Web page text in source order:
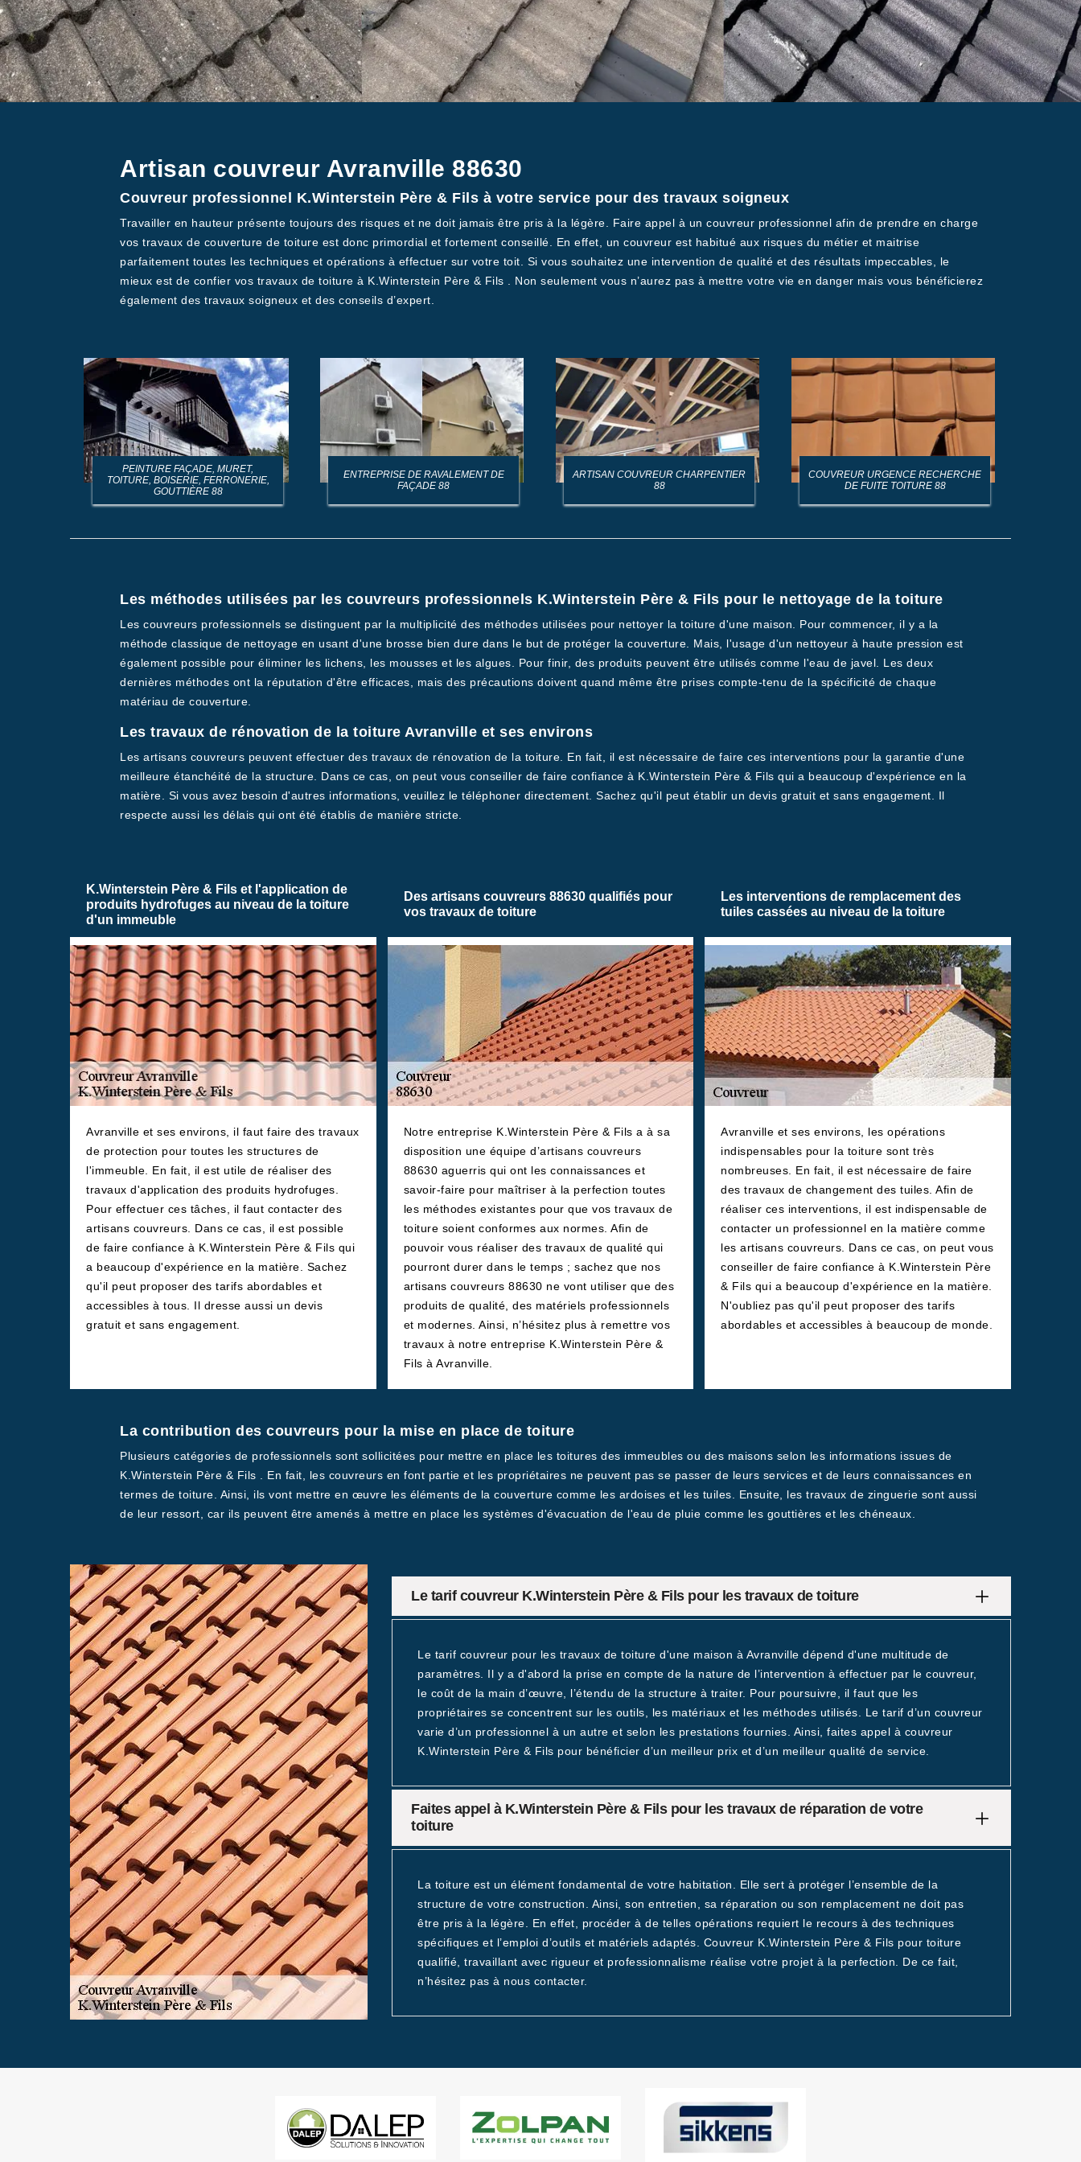
Artisan couvreur Avranville 88630
Couvreur professionnel K.Winterstein Père & Fils à votre service pour des travaux soigneux
Travailler en hauteur présente toujours des risques et ne doit jamais être pris à la légère. Faire appel à un couvreur professionnel afin de prendre en charge
vos travaux de couverture de toiture est donc primordial et fortement conseillé. En effet, un couvreur est habitué aux risques du métier et maitrise
parfaitement toutes les techniques et opérations à effectuer sur votre toit. Si vous souhaitez une intervention de qualité et des résultats impeccables, le
mieux est de confier vos travaux de toiture à K.Winterstein Père & Fils . Non seulement vous n’aurez pas à mettre votre vie en danger mais vous bénéficierez
également des travaux soigneux et des conseils d’expert.
PEINTURE FAÇADE, MURET,
TOITURE, BOISERIE, FERRONERIE,
GOUTTIÈRE 88
ENTREPRISE DE RAVALEMENT DE
FAÇADE 88
ARTISAN COUVREUR CHARPENTIER
88
COUVREUR URGENCE RECHERCHE
DE FUITE TOITURE 88
Les méthodes utilisées par les couvreurs professionnels K.Winterstein Père & Fils pour le nettoyage de la toiture
Les couvreurs professionnels se distinguent par la multiplicité des méthodes utilisées pour nettoyer la toiture d'une maison. Pour commencer, il y a la
méthode classique de nettoyage en usant d'une brosse bien dure dans le but de protéger la couverture. Mais, l'usage d'un nettoyeur à haute pression est
également possible pour éliminer les lichens, les mousses et les algues. Pour finir, des produits peuvent être utilisés comme l'eau de javel. Les deux
dernières méthodes ont la réputation d'être efficaces, mais des précautions doivent quand même être prises compte-tenu de la spécificité de chaque
matériau de couverture.
Les travaux de rénovation de la toiture Avranville et ses environs
Les artisans couvreurs peuvent effectuer des travaux de rénovation de la toiture. En fait, il est nécessaire de faire ces interventions pour la garantie d'une
meilleure étanchéité de la structure. Dans ce cas, on peut vous conseiller de faire confiance à K.Winterstein Père & Fils qui a beaucoup d'expérience en la
matière. Si vous avez besoin d'autres informations, veuillez le téléphoner directement. Sachez qu'il peut établir un devis gratuit et sans engagement. Il
respecte aussi les délais qui ont été établis de manière stricte.
K.Winterstein Père & Fils et l'application de
produits hydrofuges au niveau de la toiture
d'un immeuble
Avranville et ses environs, il faut faire des travaux
de protection pour toutes les structures de
l'immeuble. En fait, il est utile de réaliser des
travaux d'application des produits hydrofuges.
Pour effectuer ces tâches, il faut contacter des
artisans couvreurs. Dans ce cas, il est possible
de faire confiance à K.Winterstein Père & Fils qui
a beaucoup d'expérience en la matière. Sachez
qu'il peut proposer des tarifs abordables et
accessibles à tous. Il dresse aussi un devis
gratuit et sans engagement.
Des artisans couvreurs 88630 qualifiés pour
vos travaux de toiture
Notre entreprise K.Winterstein Père & Fils a à sa
disposition une équipe d’artisans couvreurs
88630 aguerris qui ont les connaissances et
savoir-faire pour maîtriser à la perfection toutes
les méthodes existantes pour que vos travaux de
toiture soient conformes aux normes. Afin de
pouvoir vous réaliser des travaux de qualité qui
pourront durer dans le temps ; sachez que nos
artisans couvreurs 88630 ne vont utiliser que des
produits de qualité, des matériels professionnels
et modernes. Ainsi, n’hésitez plus à remettre vos
travaux à notre entreprise K.Winterstein Père &
Fils à Avranville.
Les interventions de remplacement des
tuiles cassées au niveau de la toiture
Avranville et ses environs, les opérations
indispensables pour la toiture sont très
nombreuses. En fait, il est nécessaire de faire
des travaux de changement des tuiles. Afin de
réaliser ces interventions, il est indispensable de
contacter un professionnel en la matière comme
les artisans couvreurs. Dans ce cas, on peut vous
conseiller de faire confiance à K.Winterstein Père
& Fils qui a beaucoup d'expérience en la matière.
N'oubliez pas qu'il peut proposer des tarifs
abordables et accessibles à beaucoup de monde.
La contribution des couvreurs pour la mise en place de toiture
Plusieurs catégories de professionnels sont sollicitées pour mettre en place les toitures des immeubles ou des maisons selon les informations issues de
K.Winterstein Père & Fils . En fait, les couvreurs en font partie et les propriétaires ne peuvent pas se passer de leurs services et de leurs connaissances en
termes de toiture. Ainsi, ils vont mettre en œuvre les éléments de la couverture comme les ardoises et les tuiles. Ensuite, les travaux de zinguerie sont aussi
de leur ressort, car ils peuvent être amenés à mettre en place les systèmes d'évacuation de l'eau de pluie comme les gouttières et les chéneaux.
Le tarif couvreur K.Winterstein Père & Fils pour les travaux de toiture
Le tarif couvreur pour les travaux de toiture d'une maison à Avranville dépend d'une multitude de
paramètres. Il y a d'abord la prise en compte de la nature de l’intervention à effectuer par le couvreur,
le coût de la main d’œuvre, l’étendu de la structure à traiter. Pour poursuivre, il faut que les
propriétaires se concentrent sur les outils, les matériaux et les méthodes utilisés. Le tarif d’un couvreur
varie d’un professionnel à un autre et selon les prestations fournies. Ainsi, faites appel à couvreur
K.Winterstein Père & Fils pour bénéficier d’un meilleur prix et d’un meilleur qualité de service.
Faites appel à K.Winterstein Père & Fils pour les travaux de réparation de votre
toiture
La toiture est un élément fondamental de votre habitation. Elle sert à protéger l’ensemble de la
structure de votre construction. Ainsi, son entretien, sa réparation ou son remplacement ne doit pas
être pris à la légère. En effet, procéder à de telles opérations requiert le recours à des techniques
spécifiques et l’emploi d’outils et matériels adaptés. Couvreur K.Winterstein Père & Fils pour toiture
qualifié, travaillant avec rigueur et professionnalisme réalise votre projet à la perfection. De ce fait,
n’hésitez pas à nous contacter.